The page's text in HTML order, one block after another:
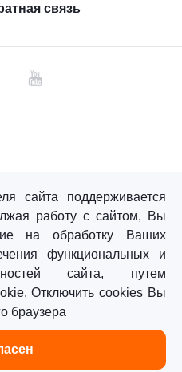
связь
данных
Сравнение
сайта поддерживается
работу с сайтом, Вы
на обработку Ваших
функциональных и
сайта, путем
Отключить cookies Вы
браузера